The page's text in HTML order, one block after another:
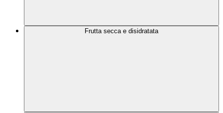
Frutta secca e disidratata